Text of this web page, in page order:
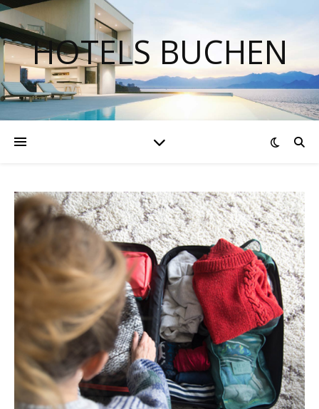
HOTELS BUCHEN